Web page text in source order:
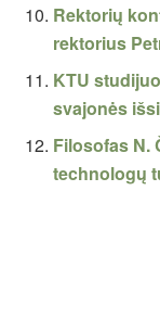
Rektorių
rektorius
KTU
svajonės
Filosofas N.
technologų